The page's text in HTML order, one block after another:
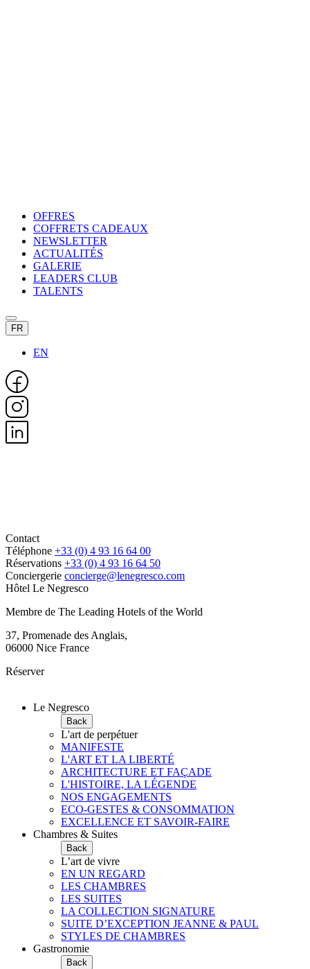
OFFRES
COFFRETS CADEAUX
NEWSLETTER
ACTUALITÉS
GALERIE
LEADERS CLUB
TALENTS
FR
EN
Contact
Téléphone +33 (0) 4 93 16 64 00
Réservations +33 (0) 4 93 16 64 50
Conciergerie concierge@lenegresco.com
Hôtel Le Negresco
Membre de The Leading Hotels of the World
37, Promenade des Anglais,
06000 Nice France
Réserver
Le Negresco
Back
L'art de perpétuer
MANIFESTE
L'ART ET LA LIBERTÉ
ARCHITECTURE ET FAÇADE
L'HISTOIRE, LA LÉGENDE
NOS ENGAGEMENTS
ECO-GESTES & CONSOMMATION
EXCELLENCE ET SAVOIR-FAIRE
Chambres & Suites
Back
L’art de vivre
EN UN REGARD
LES CHAMBRES
LES SUITES
LA COLLECTION SIGNATURE
SUITE D’EXCEPTION JEANNE & PAUL
STYLES DE CHAMBRES
Gastronomie
Back